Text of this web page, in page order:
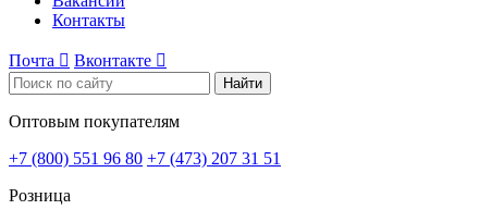
Контакты
Почта  Вконтакте 
Найти
Оптовым покупателям
+7 (800) 551 96 80 +7 (473) 207 31 51
Розница